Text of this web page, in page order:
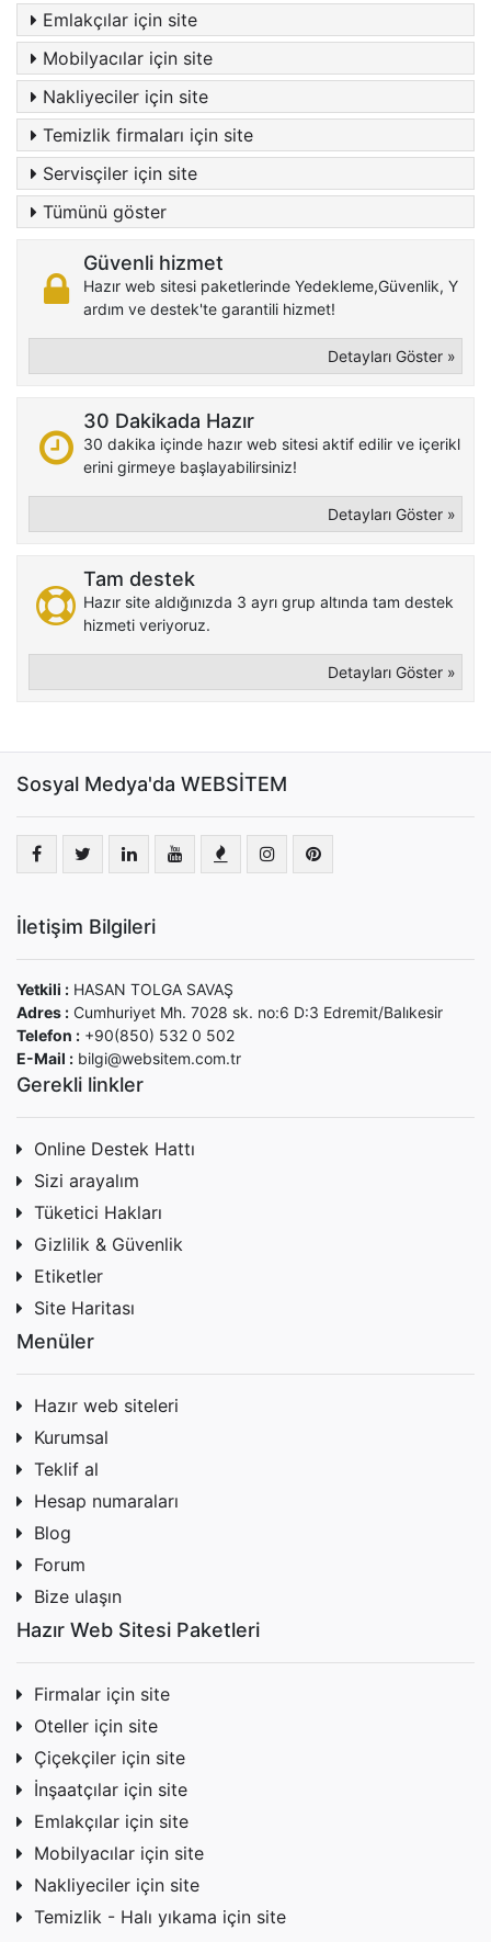
Emlakçılar için site
Mobilyacılar için site
Nakliyeciler için site
Temizlik firmaları için site
Servisçiler için site
Tümünü göster
Güvenli hizmet
Hazır web sitesi paketlerinde Yedekleme,Güvenlik, Y
ardım ve destek'te garantili hizmet!
Detayları Göster »
30 Dakikada Hazır
30 dakika içinde hazır web sitesi aktif edilir ve içerikl
erini girmeye başlayabilirsiniz!
Detayları Göster »
Tam destek
Hazır site aldığınızda 3 ayrı grup altında tam destek
hizmeti veriyoruz.
Detayları Göster »
Sosyal Medya'da WEBSİTEM
İletişim Bilgileri
Yetkili : HASAN TOLGA SAVAŞ
Adres : Cumhuriyet Mh. 7028 sk. no:6 D:3 Edremit/Balıkesir
Telefon : +90(850) 532 0 502
E-Mail : bilgi@websitem.com.tr
Gerekli linkler
Online Destek Hattı
Sizi arayalım
Tüketici Hakları
Gizlilik & Güvenlik
Etiketler
Site Haritası
Menüler
Hazır web siteleri
Kurumsal
Teklif al
Hesap numaraları
Blog
Forum
Bize ulaşın
Hazır Web Sitesi Paketleri
Firmalar için site
Oteller için site
Çiçekçiler için site
İnşaatçılar için site
Emlakçılar için site
Mobilyacılar için site
Nakliyeciler için site
Temizlik - Halı yıkama için site